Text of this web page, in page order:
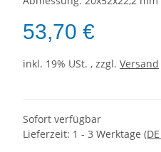
53,70 €
inkl. 19% USt. , zzgl. Versand
Sofort verfügbar
Lieferzeit: 1 - 3 Werktage